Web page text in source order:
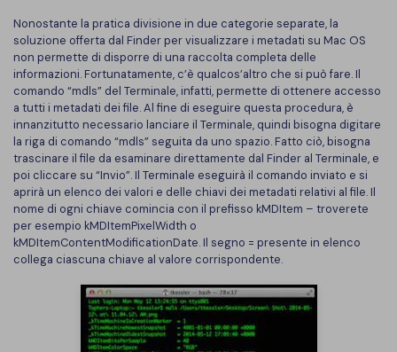
Nonostante la pratica divisione in due categorie separate, la
soluzione offerta dal Finder per visualizzare i metadati su Mac OS
non permette di disporre di una raccolta completa delle
informazioni. Fortunatamente, c’è qualcos’altro che si può fare. Il
comando “mdls” del Terminale, infatti, permette di ottenere accesso
a tutti i metadati dei file. Al fine di eseguire questa procedura, è
innanzitutto necessario lanciare il Terminale, quindi bisogna digitare
la riga di comando “mdls” seguita da uno spazio. Fatto ciò, bisogna
trascinare il file da esaminare direttamente dal Finder al Terminale, e
poi cliccare su “Invio”. Il Terminale eseguirà il comando inviato e si
aprirà un elenco dei valori e delle chiavi dei metadati relativi al file. Il
nome di ogni chiave comincia con il prefisso kMDItem – troverete
per esempio kMDItemPixelWidth o
kMDItemContentModificationDate. Il segno = presente in elenco
collega ciascuna chiave al valore corrispondente.